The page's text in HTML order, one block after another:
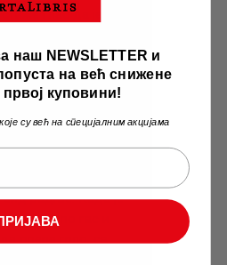
глас да је
војска је
као и његову
Знало се да ће
бити Карађорђев
зид радње. Када је
у дућан по гас и
опере грло, са
наш NEWSLETTER и
на већ снижене
куповини!
су већ на специјалним акцијама